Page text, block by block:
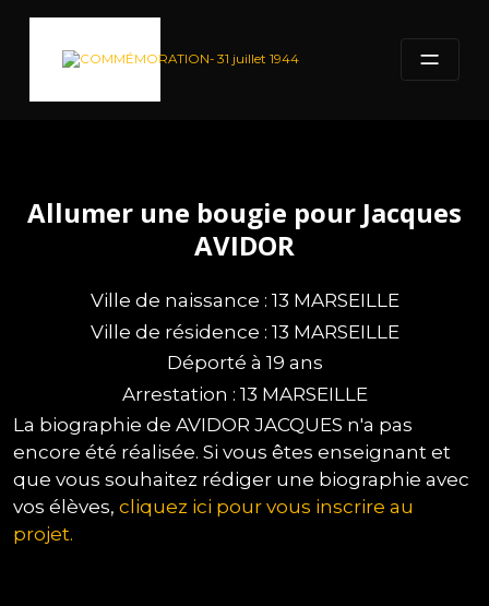
content
Allumer une bougie pour Jacques
AVIDOR
Ville de naissance : 13 MARSEILLE
Ville de résidence : 13 MARSEILLE
Déporté à 19 ans
Arrestation : 13 MARSEILLE
La biographie de AVIDOR JACQUES n'a pas
encore été réalisée. Si vous êtes enseignant et
que vous souhaitez rédiger une biographie avec
vos élèves, cliquez ici pour vous inscrire au
projet.